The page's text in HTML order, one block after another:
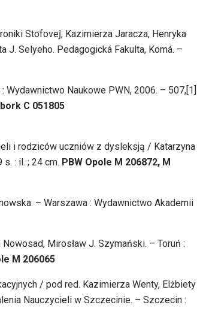
Stofoveĵ, Kazimierza Jaracza, Henryka
J. Selyeho. Pedagogická Fakulta, Komá. –
Naukowe PWN, 2006. – 507,[1]
C 051805
i rodziców uczniów z dysleksją / Katarzyna
: il. ; 24 cm. PBW Opole M 206872, M
– Warszawa : Wydawnictwo Akademii
Mirosław J. Szymański. – Toruń :
M 206065
/ pod red. Kazimierza Wenty, Elżbiety
Nauczycieli w Szczecinie. – Szczecin :